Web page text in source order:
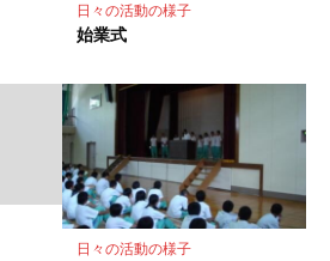
日々の活動の様子
始業式
日々の活動の様子